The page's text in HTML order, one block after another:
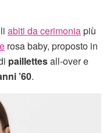
abiti da cerimoniapiù
rosa baby, proposto in
paillettesall-over e
’60.